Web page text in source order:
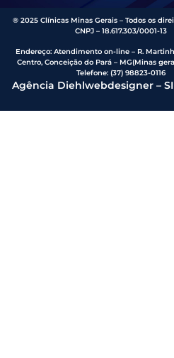
® 2025 Clínicas Minas Gerais – Todos os
CNPJ – 18.617.303/0001-13
Endereço: Atendimento on-line – R.
Centro, Conceição do Pará – MG(Minas
Telefone:(37) 98823-0116
Agência Diehlwebdesigner –